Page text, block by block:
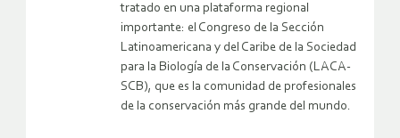
tratado en una plataforma regional
importante: el Congreso de la Sección
Latinoamericana y del Caribe de la Sociedad
para la Biología de la Conservación (LACA-
SCB), que es la comunidad de profesionales
de la conservación más grande del mundo.